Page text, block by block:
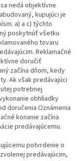
nedá objektívne
kupujúci je
a) a c) týchto
poskytnúť všetku
tovaru
Reklamačné
doručiť
začína dňom, kedy
Ak však predávajúci
potrebnej
obhliadky
doručenia Oznámenia
konanie začína
predávajúcemu.
potvrdenie o
predávajúcim,